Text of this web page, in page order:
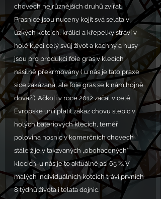
chovech nejrůznějších druhů zvířat.
Prasnice jsou nuceny kojit svá selata v
úzkých kotcích, králíci a křepelky stráví v
holé kleci celý svůj život a kachny a husy
jsou pro produkci foie gras v klecích
násilně překrmovány ( u nás je tato praxe
sice zakázaná, ale foie gras se k nám hojně
dováží). Ačkoli v roce 2012 začal v celé
Evropské unii platit zákaz chovu slepic v
holých bateriových klecích, téměř
polovina nosnic v komerčních chovech
stále žije v takzvaných „obohacených“
klecích, u nás je to aktuálně asi 65 %. V
malých individuálních kotcích tráví prvních
8 týdnů života i telata dojnic.